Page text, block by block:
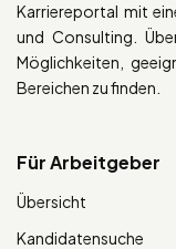
Karriereportal mit
und Consulting.
Möglichkeiten,
Bereichen zu finden.
Für Arbeitgeber
Übersicht
Kandidatensuche